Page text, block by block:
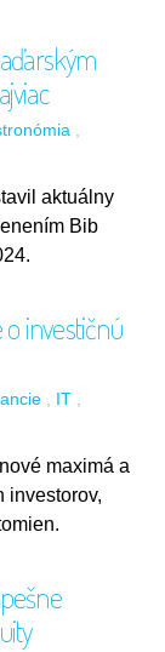
aktuálny
Bib
investičnú
IT
maximá a
investorov,